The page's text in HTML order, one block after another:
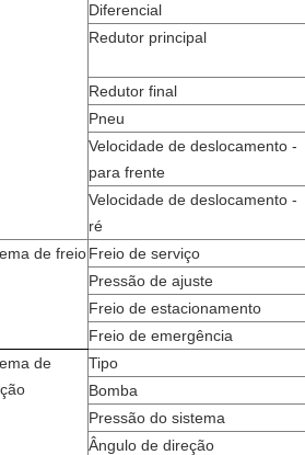
Diferencial
Redutor principal
Redutor final
Pneu
Velocidade de deslocamento -
para frente
Velocidade de deslocamento -
ré
de freioFreio de serviço
Pressão de ajuste
Freio de estacionamento
Freio de emergência
de
Tipo
Bomba
Pressão do sistema
Ângulo de direção